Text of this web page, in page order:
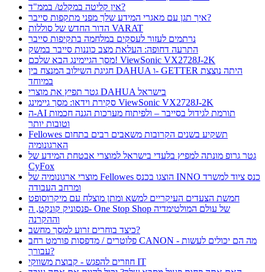
אין קליטה במקלט/ בממ"ד?
איך תגן עם מאגרי המידע שלך מפני מתקפות סייבר?
הדור החדש של סוללות VARAT
נרתמים לעזור לעסקים במלחמה בתקיפות סייבר
התרעה דחופה: העלאת מצב כוננות סייבר במשק
מסך הגיימינג הבא שלכם! ViewSonic VX2728J-2K
חגיגת השילוב המנצח בין DAHUA ו- GETTER היתה נוצצת
במיוחד
גטר תפיץ את מוצרי DAHUA בישראל
סקירת וידאו: מסך גיימינג ViewSonic VX2728J-2K
ה-AI תורמת לגידול בסייבר – ולפיתוח מערכות הגנה חכמות
וטובות יותר
Fellowes תשקיע בשנים הקרובות משאבים רבים בתחום
הארגונומיה
גטר גרופ מונתה למפיץ בלעדי בישראל למוצרי אבטחת המידע של
CyFox
מוצרי ארגונומיה של Fellowes הוצגו בכנס INNO כנס ציוד למשרד
ומרחב העבודה
חמשת הצעדים העיקריים למשא ומתן מוצלח עם מיקרוסופט
פנסוניק קונקט, ה- One Stop Shop של עולם המולטימדיה
וההקרנה
כיצד בוחרים זרוע למסך מחשב?
פלוטרים / מדפסות פורמט רחב CANON - מה הם יכולים לעשות
עבורך?
חוזרים להפגש - קבוצת משווקי IT